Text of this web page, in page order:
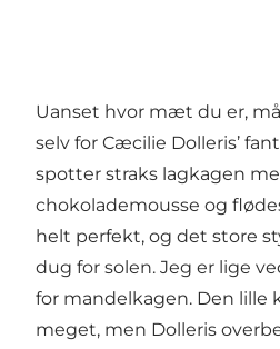
Uanset hvor mæt du er,
selv for Cæcilie Dolleris’
spotter straks lagkagen
chokolademousse og
helt perfekt, og det store
dug for solen. Jeg er lige
for mandelkagen. Den lille
meget, men Dolleris